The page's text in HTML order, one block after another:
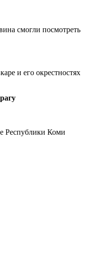
смогли посмотреть
и его окрестностях
Республики Коми